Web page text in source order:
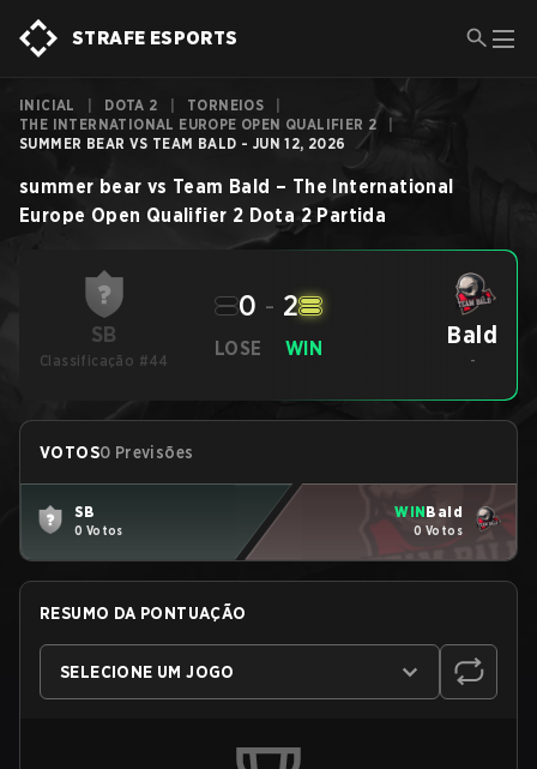
STRAFE ESPORTS
INICIAL DOTA 2 TORNEIOS
THE INTERNATIONAL EUROPE OPEN QUALIFIER 2
SUMMER BEAR VS TEAM BALD - JUN 12, 2026
summer bear vs Team Bald – The International
Europe Open Qualifier 2 Dota 2 Partida
SB
Classificação #44
LOSE
0 - 2
WIN Bald
-
VOTOS0 Previsões
SB
0 Votos
WINBald
0 Votos
RESUMO DA PONTUAÇÃO
SELECIONE UM JOGO